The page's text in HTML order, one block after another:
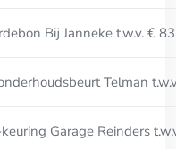
Bij Janneke t.w.v. €
Telman
Garage Reinders